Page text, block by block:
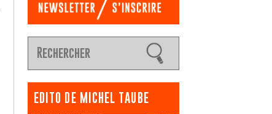
EDITO DE MICHEL TAUBE